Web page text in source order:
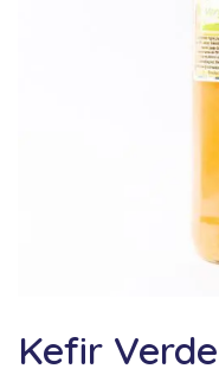
Kefir